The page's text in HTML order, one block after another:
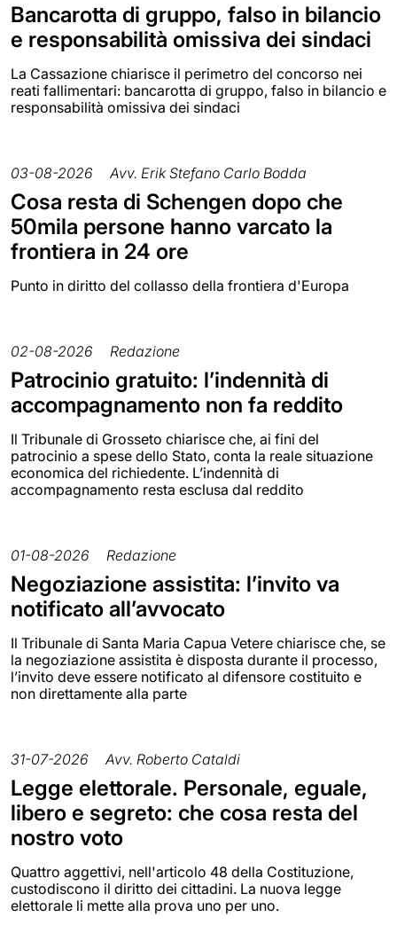
Bancarotta di gruppo, falso in bilancio
e responsabilità omissiva dei sindaci
La Cassazione chiarisce il perimetro del concorso nei
reati fallimentari: bancarotta di gruppo, falso in bilancio e
responsabilità omissiva dei sindaci
03-08-2026 Avv. Erik Stefano Carlo Bodda
Cosa resta di Schengen dopo che
50mila persone hanno varcato la
frontiera in 24 ore
Punto in diritto del collasso della frontiera d'Europa
02-08-2026 Redazione
Patrocinio gratuito: l’indennità di
accompagnamento non fa reddito
Il Tribunale di Grosseto chiarisce che, ai fini del
patrocinio a spese dello Stato, conta la reale situazione
economica del richiedente. L’indennità di
accompagnamento resta esclusa dal reddito
01-08-2026 Redazione
Negoziazione assistita: l’invito va
notificato all’avvocato
Il Tribunale di Santa Maria Capua Vetere chiarisce che, se
la negoziazione assistita è disposta durante il processo,
l’invito deve essere notificato al difensore costituito e
non direttamente alla parte
31-07-2026 Avv. Roberto Cataldi
Legge elettorale. Personale, eguale,
libero e segreto: che cosa resta del
nostro voto
Quattro aggettivi, nell'articolo 48 della Costituzione,
custodiscono il diritto dei cittadini. La nuova legge
elettorale li mette alla prova uno per uno.